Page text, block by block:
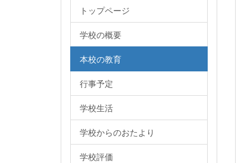
トップページ
学校の概要
本校の教育
行事予定
学校生活
学校からのおたより
学校評価